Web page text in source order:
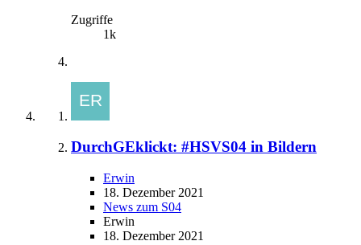
Zugriffe
1k
DurchGEklickt: #HSVS04 in Bildern
Erwin
18. Dezember 2021
News zum S04
Erwin
18. Dezember 2021